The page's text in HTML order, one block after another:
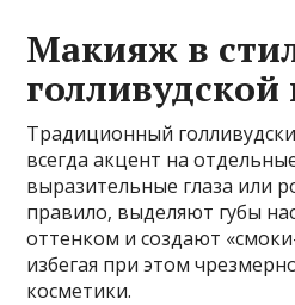
Макияж в
голливудской
Традиционный
всегда акцент на
выразительные глаза или
правило, выделяют губы
оттенком и создают
избегая при этом
косметики.